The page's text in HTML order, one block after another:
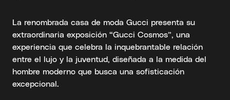
La renombrada casa de moda Gucci presenta su
extraordinaria exposición “Gucci Cosmos”, una
experiencia que celebra la inquebrantable relación
entre el lujo y la juventud, diseñada a la medida del
hombre moderno que busca una sofisticación
excepcional.